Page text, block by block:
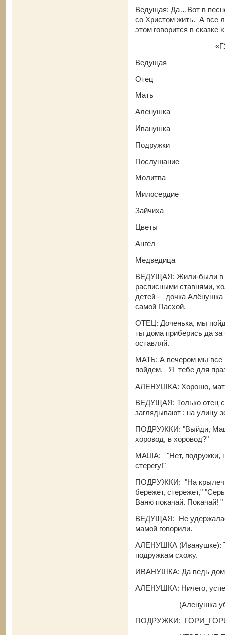
Ведущая: Да…Вот в
со Христом жить. А все
этом говорится в сказке
«ГУСИ-
Ведущая
Отец
Мать
Аленушка
Иванушка
Подружки
Послушание
Молитва
Милосердие
Зайчиха
Цветы
Ангел
Медведица
ВЕДУЩАЯ: Жили-были в
расписными ставнями,
детей - дочка
самой Пасхой.
ОТЕЦ: Доченька, мы
ты дома приберись да за
оставляй.
МАТЬ: А вечером мы все
пойдем. Я тебе для
АЛЕНУШКА: Хорошо,
ВЕДУЩАЯ: Только отец
заглядывают : на улицу
ПОДРУЖКИ: "Выйди,
хоровод, в хоровод?"
МАША: "Нет, подружки,
стерегу!"
ПОДРУЖКИ: "На
бережет, стережет,"
Ваню покачай. Покачай! "
ВЕДУЩАЯ: Не
мамой говорили.
АЛЕНУШКА (Иванушке):
подружкам схожу.
ИВАНУШКА: Да ведь
АЛЕНУШКА: Ничего,
(Аленушка
ПОДРУЖКИ: